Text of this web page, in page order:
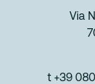
Via
t +39